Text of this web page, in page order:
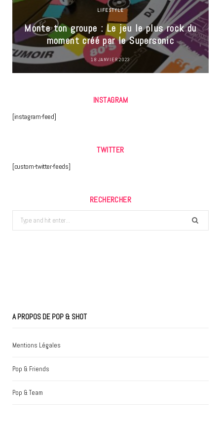
LIFESTYLE
Monte ton groupe : Le jeu le plus rock du
moment créé par le Supersonic
18 JANVIER 2023
INSTAGRAM
[instagram-feed]
TWITTER
[custom-twitter-feeds]
RECHERCHER
Search
for:
A PROPOS DE POP & SHOT
Mentions Légales
Pop & Friends
Pop & Team